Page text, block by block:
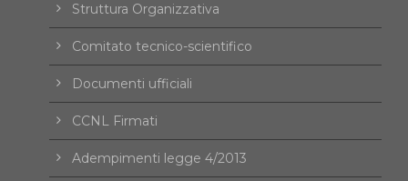
Struttura Organizzativa
Comitato tecnico-scientifico
Documenti ufficiali
CCNL Firmati
Adempimenti legge 4/2013